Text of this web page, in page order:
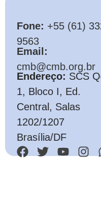
Fone: +55 (61)
9563
Email:
cmb@cmb.org.br
Endereço: SCS
1, Bloco I, Ed.
Central, Salas
1202/1207
Brasília/DF